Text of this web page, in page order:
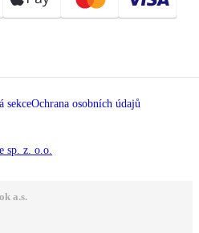
sekceOchrana osobních údajů
sp. z. o.o.
a.s.